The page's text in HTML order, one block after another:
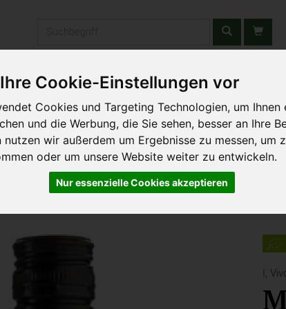
Cookie-Einstellungen vor
Cookies und Targeting Technologien, um
und die Werbung, die Sie sehen, besser an Ihre
nutzen wir außerdem um Ergebnisse zu messen, um
oder um unsere Website weiter zu entwickeln.
Nur essenzielle Cookies akzeptieren
& Schulen Liefergebiet Wochenmarkt
I,